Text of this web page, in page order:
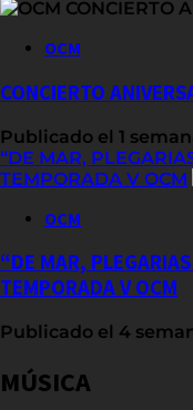
OCM
CONCIERTO
Publicado el 1
“DE MAR,
TEMPORADA V OCM
OCM
“DE MAR,
TEMPORADA V OCM
Publicado el 4
MÚSICA